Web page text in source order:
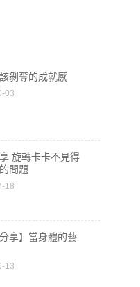
剝奪的成就感
03
旋轉卡卡不見得
問題
18
分享】當身體的藝
13